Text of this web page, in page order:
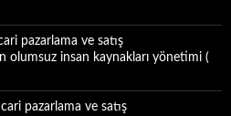
pazarlama ve satış
olumsuz insan kaynakları yönetimi (
pazarlama ve satış